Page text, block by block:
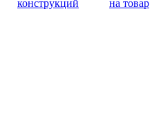
конструкций
на товар